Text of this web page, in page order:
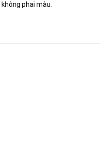
phai màu.